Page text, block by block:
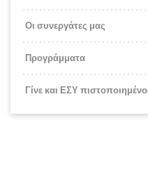
Οι συνεργάτες μας
Προγράμματα
Γίνε και ΕΣΥ